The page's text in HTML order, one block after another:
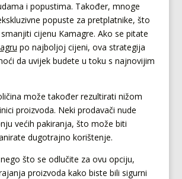
i popustima. Također, mnoge
popuste za pretplatnike, što
cijenu Kamagre. Ako se pitate
po najboljoj cijeni, ova strategija
da uvijek budete u toku s najnovijim
može također rezultirati nižom
proizvoda. Neki prodavači nude
većih pakiranja, što može biti
dugotrajno korištenje.
što se odlučite za ovu opciju,
proizvoda kako biste bili sigurni